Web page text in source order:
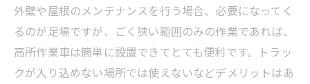
外壁や屋根のメンテナンスを行う場合、必要になってく
るのが足場ですが、ごく狭い範囲のみの作業であれば、
高所作業車は簡単に設置できてとても便利です。トラッ
クが入り込めない場所では使えないなどデメリットはあ